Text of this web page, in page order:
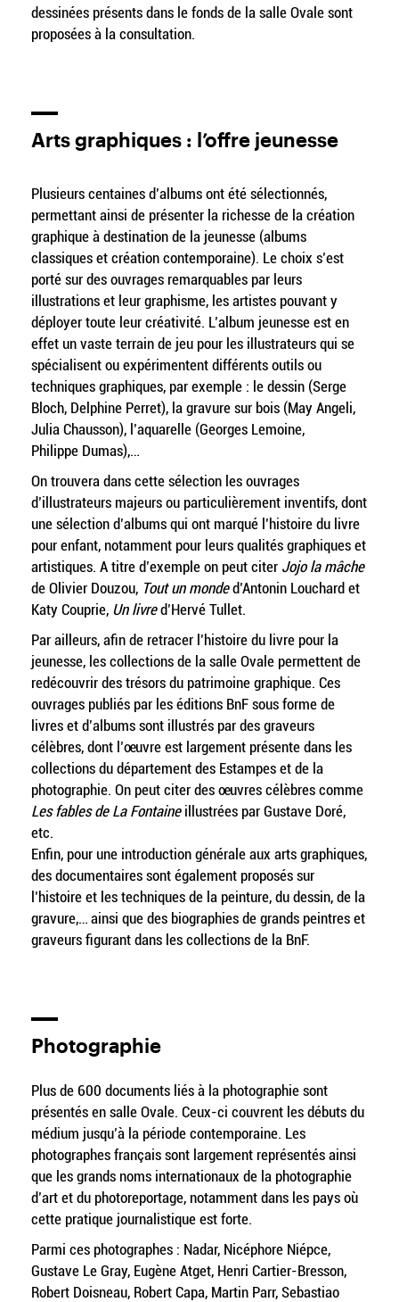
dessinées présents dans le fonds de la salle Ovale sont
proposées à la consultation.
Arts graphiques : l’offre jeunesse
Plusieurs centaines d’albums ont été sélectionnés,
permettant ainsi de présenter la richesse de la création
graphique à destination de la jeunesse (albums
classiques et création contemporaine). Le choix s’est
porté sur des ouvrages remarquables par leurs
illustrations et leur graphisme, les artistes pouvant y
déployer toute leur créativité. L’album jeunesse est en
effet un vaste terrain de jeu pour les illustrateurs qui se
spécialisent ou expérimentent différents outils ou
techniques graphiques, par exemple : le dessin (Serge
Bloch, Delphine Perret), la gravure sur bois (May Angeli,
Julia Chausson), l’aquarelle (Georges Lemoine,
Philippe Dumas),…
On trouvera dans cette sélection les ouvrages
d’illustrateurs majeurs ou particulièrement inventifs, dont
une sélection d’albums qui ont marqué l’histoire du livre
pour enfant, notamment pour leurs qualités graphiques et
artistiques. A titre d’exemple on peut citer Jojo la mâche
de Olivier Douzou, Tout un monded’Antonin Louchard et
Katy Couprie, Un livred’Hervé Tullet.
Par ailleurs, afin de retracer l’histoire du livre pour la
jeunesse, les collections de la salle Ovale permettent de
redécouvrir des trésors du patrimoine graphique. Ces
ouvrages publiés par les éditions BnF sous forme de
livres et d’albums sont illustrés par des graveurs
célèbres, dont l’œuvre est largement présente dans les
collections du département des Estampes et de la
photographie. On peut citer des œuvres célèbres comme
Les fables de La Fontaineillustrées par Gustave Doré,
etc.
Enfin, pour une introduction générale aux arts graphiques,
des documentaires sont également proposés sur
l’histoire et les techniques de la peinture, du dessin, de la
gravure,… ainsi que des biographies de grands peintres et
graveurs figurant dans les collections de la BnF.
Photographie
Plus de 600 documents liés à la photographie sont
présentés en salle Ovale. Ceux-ci couvrent les débuts du
médium jusqu’à la période contemporaine. Les
photographes français sont largement représentés ainsi
que les grands noms internationaux de la photographie
d’art et du photoreportage, notamment dans les pays où
cette pratique journalistique est forte.
Parmi ces photographes : Nadar, Nicéphore Niépce,
Gustave Le Gray, Eugène Atget, Henri Cartier-Bresson,
Robert Doisneau, Robert Capa, Martin Parr, Sebastiao